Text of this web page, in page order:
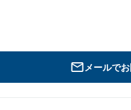
メールで